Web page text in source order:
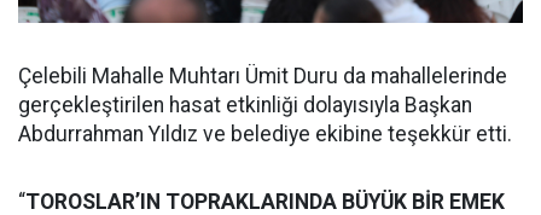
Çelebili Mahalle Muhtarı Ümit Duru da mahallelerinde
gerçekleştirilen hasat etkinliği dolayısıyla Başkan
Abdurrahman Yıldız ve belediye ekibine teşekkür etti.
“TOROSLAR’IN TOPRAKLARINDA BÜYÜK BİR EMEK